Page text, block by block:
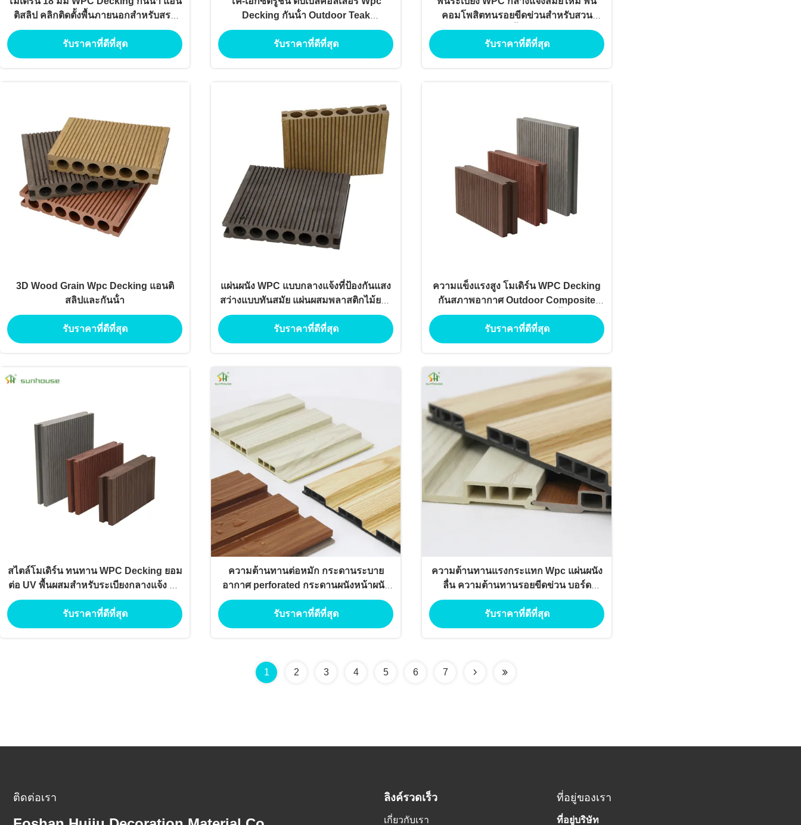
ติสลิป คลิกติดตั้งพื้นภายนอกสําหรับสระ
ว่ายน้ําและทางเดิน
รับราคาที่ดีที่สุด
Decking กันน้ํา Outdoor Teak
Composite Decking floor
รับราคาที่ดีที่สุด
คอมโพสิตทนรอยขีดข่วนสำหรับสวน
ระเบียง ทางเดิน กันน้ำ กันลื่น ผิวเรียบแบบ
ขัด
รับราคาที่ดีที่สุด
3D Wood Grain Wpc Decking แอนติ
สลิปและกันน้ํา
รับราคาที่ดีที่สุด
แผ่นผนัง WPC แบบกลางแจ้งที่ป้องกันแสง
สว่างแบบทันสมัย แผ่นผสมพลาสติกไม้ยาว
นาน
รับราคาที่ดีที่สุด
ความแข็งแรงสูง โมเดิร์น WPC Decking
กันสภาพอากาศ Outdoor Composite
Decking สําหรับสระว่ายน้ํา พื้นที่สวน
เรียบเรียบ & แอนติสลิป กันน้ํา
รับราคาที่ดีที่สุด
สไตล์โมเดิร์น ทนทาน WPC Decking ยอม
ต่อ UV พื้นผสมสําหรับระเบียงกลางแจ้ง ริม
สระว่ายน้ํา
รับราคาที่ดีที่สุด
ความต้านทานต่อหมัก กระดานระบาย
อากาศ perforated กระดานผนังหน้าผนัง
Wpc ที่เป็นมิตรต่อสิ่งแวดล้อม
รับราคาที่ดีที่สุด
ความต้านทานแรงกระแทก Wpc แผ่นผนัง
ลื่น ความต้านทานรอยขีดข่วน บอร์ด
ระบายอากาศสามหลุม
รับราคาที่ดีที่สุด
1 2 3 4 5 6 7
ติดต่อเรา ลิงค์รวดเร็ว
เกี่ยวกับเรา
ที่อยู่ของเรา
ที่อยู่บริษัท